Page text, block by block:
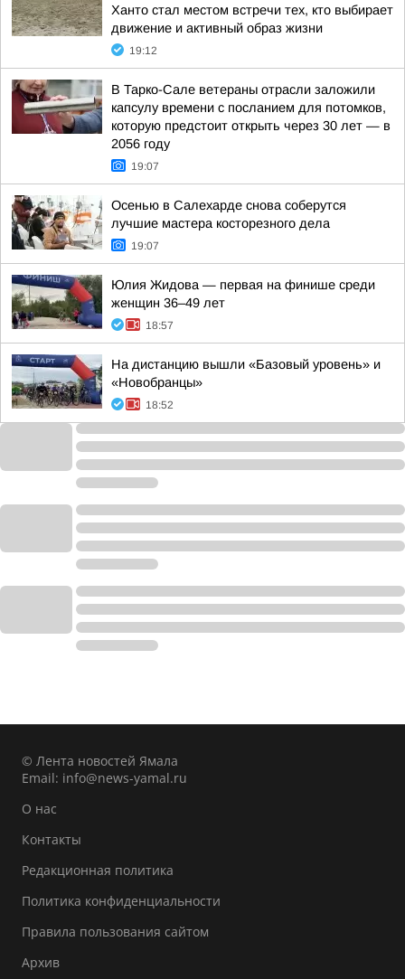
Ханто стал местом встречи тех, кто выбирает
движение и активный образ жизни
19:12
В Тарко-Сале ветераны отрасли заложили
капсулу времени с посланием для потомков,
которую предстоит открыть через 30 лет — в
2056 году
19:07
Осенью в Салехарде снова соберутся
лучшие мастера косторезного дела
19:07
Юлия Жидова — первая на финише среди
женщин 36–49 лет
18:57
На дистанцию вышли «Базовый уровень» и
«Новобранцы»
18:52
© Лента новостей Ямала
Email: info@news-yamal.ru
О нас
Контакты
Редакционная политика
Политика конфиденциальности
Правила пользования сайтом
Архив